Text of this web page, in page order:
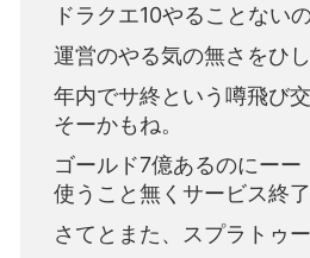
ドラクエ10やることない
運営のやる気の無さをひ
年内でサ終という噂飛び
そーかもね。
ゴールド7億あるのにーー
使うこと無くサービス終
さてとまた、スプラトゥ